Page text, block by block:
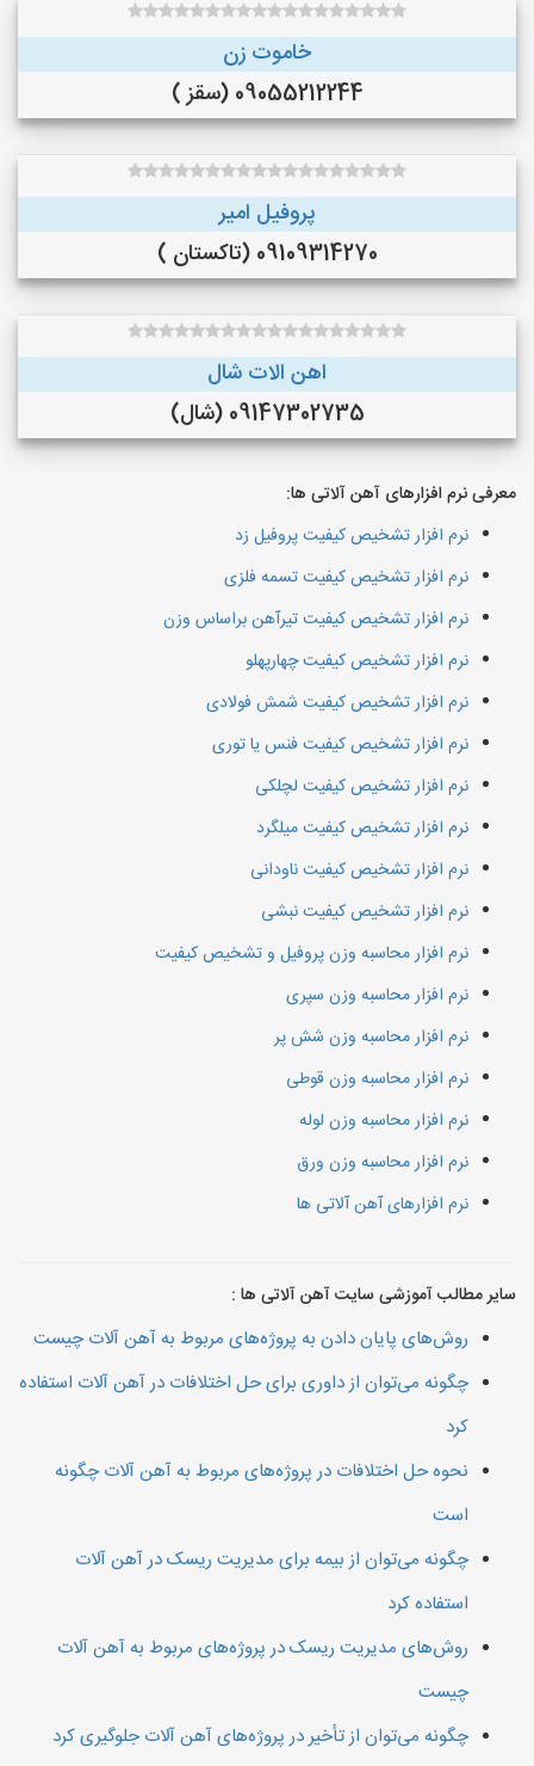
خاموت زن
09055212244 (سقز )
پروفیل امیر
09109314270 (تاکستان )
اهن الات شال
09147302735 (شال)
معرفی نرم افزارهای آهن آلاتی ها:
نرم افزار تشخیص کیفیت پروفیل زد
نرم افزار تشخیص کیفیت تسمه فلزی
نرم افزار تشخیص کیفیت تیرآهن براساس وزن
نرم افزار تشخیص کیفیت چهارپهلو
نرم افزار تشخیص کیفیت شمش فولادی
نرم افزار تشخیص کیفیت فنس یا توری
نرم افزار تشخیص کیفیت لچلکی
نرم افزار تشخیص کیفیت میلگرد
نرم افزار تشخیص کیفیت ناودانی
نرم افزار تشخیص کیفیت نبشی
نرم افزار محاسبه وزن پروفیل و تشخیص کیفیت
نرم افزار محاسبه وزن سپری
نرم افزار محاسبه وزن شش پر
نرم افزار محاسبه وزن قوطی
نرم افزار محاسبه وزن لوله
نرم افزار محاسبه وزن ورق
نرم افزارهای آهن آلاتی ها
سایر مطالب آموزشی سایت آهن آلاتی ها :
روش‌های پایان دادن به پروژه‌های مربوط به آهن آلات چیست
چگونه می‌توان از داوری برای حل اختلافات در آهن آلات استفاده
کرد
نحوه حل اختلافات در پروژه‌های مربوط به آهن آلات چگونه
است
چگونه می‌توان از بیمه برای مدیریت ریسک در آهن آلات
استفاده کرد
روش‌های مدیریت ریسک در پروژه‌های مربوط به آهن آلات
چیست
چگونه می‌توان از تأخیر در پروژه‌های آهن آلات جلوگیری کرد